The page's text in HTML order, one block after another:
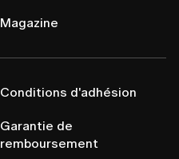
Magazine
Conditions d'adhésion
Garantie de
remboursement